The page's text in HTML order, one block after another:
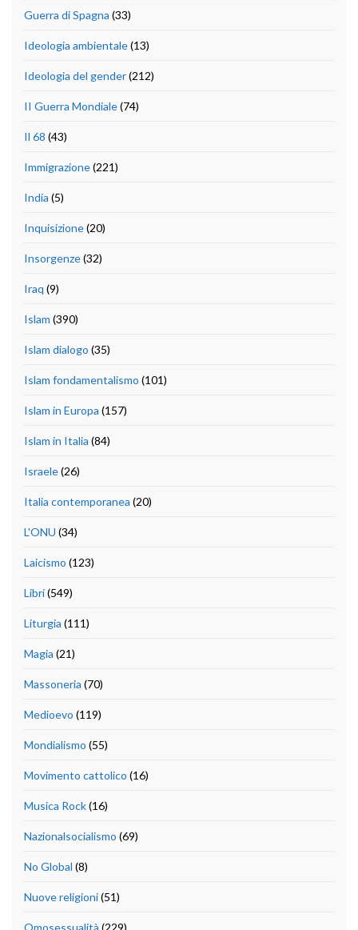
Guerra di Spagna (33)
Ideologia ambientale(13)
Ideologia del gender(212)
II Guerra Mondiale(74)
Il 68 (43)
Immigrazione(221)
India (5)
Inquisizione(20)
Insorgenze(32)
Iraq (9)
Islam (390)
Islam dialogo (35)
Islam fondamentalismo (101)
Islam in Europa (157)
Islam in Italia (84)
Israele(26)
Italia contemporanea (20)
L'ONU (34)
Laicismo (123)
Libri(549)
Liturgia (111)
Magia (21)
Massoneria (70)
Medioevo (119)
Mondialismo (55)
Movimento cattolico (16)
Musica Rock(16)
Nazionalsocialismo (69)
No Global (8)
Nuove religioni(51)
Omosessualità (229)